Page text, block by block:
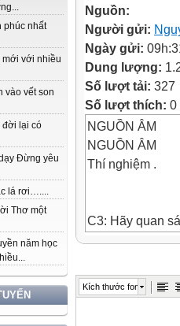
phúc nhất
mới với nhiều
vào vết son
đời lại có
Đừng yêu
lá rơi…....
Thơ một
năm học
Nguồn:
Người gửi:
Ngày gửi:
Dung lượng:
Số lượt tải: 327
Số lượt thích: 0
NGUỒN ÂM
NGUỒN ÂM
Thí nghiệm .
C3: Hãy quan
Một bạn dùng
cân bằng. Một
Kích thước font